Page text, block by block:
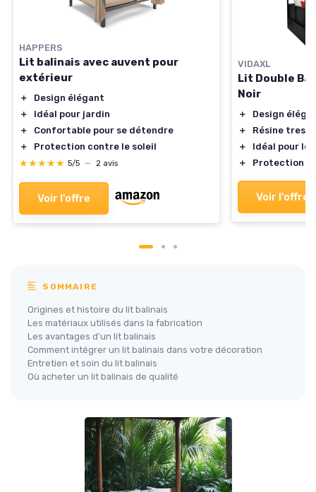
HAPPERS
Lit balinais avec auvent pour
extérieur
＋
Design élégant
＋
Idéal pour jardin
＋
Confortable pour se détendre
＋
Protection contre le soleil
★★★★★
★★★★★ 5/5 — 2 avis
Voir l'offre
VIDAXL
Lit Double
Noir
＋
Design
＋
Résine
＋
Idéal pour le
＋
Protection
Voir l'offre
SOMMAIRE
Origines et histoire du lit balinais
Les matériaux utilisés dans la fabrication
Les avantages d'un lit balinais
Comment intégrer un lit balinais dans votre décoration
Entretien et soin du lit balinais
Où acheter un lit balinais de qualité